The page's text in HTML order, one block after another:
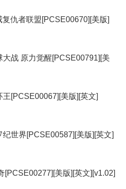
仇者联盟[PCSE00670][美版]
战 原力觉醒[PCSE00791][美
[PCSE00067][美版][英文]
世界[PCSE00587][美版][英文]
美版][英文][v1.02]